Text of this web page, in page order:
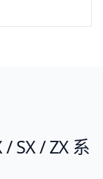
SX / ZX 系